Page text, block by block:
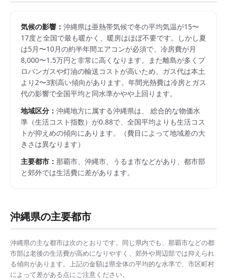
気候の影響： 沖縄県は亜熱帯気候で冬の平均気温が15〜
17度と全国で最も暖かく、暖房はほぼ不要です。しかし夏
は5月〜10月の約半年間エアコンが必須で、冷房費が月
8,000〜1.5万円と非常に高くなります。また離島が多くプ
ロパンガスや灯油の輸送コストが高いため、ガス代は本土
より2〜3割高い傾向があります。年間光熱費は冷房とガス
代の影響で全国平均と同水準かやや上回ります。
地域区分： 沖縄地方に属する沖縄県は、 総合的な物価水
準（生活コスト指数）が0.88で、 全国平均よりも生活コス
トが抑えめの傾向にあります。
（費目によって地域差の大
きさは異なります）
主要都市： 那覇市、沖縄市、うるま市などがあり、都市部
と郊外では生活費に差があります。
沖縄県の主要都市
沖縄県の主な都市は次のとおりです。同じ県内でも、 那覇市などの都
市部は老後の生活費が高めになりやすく、郊外や周辺部では抑えられ
る傾向があります。上記の金額は県全体の平均的な水準で、市区町村
によって差がある点にご注意ください。